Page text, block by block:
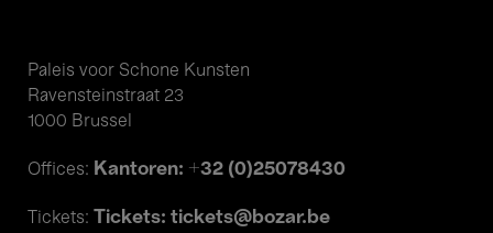
Paleis voor Schone Kunsten
Ravensteinstraat 23
1000 Brussel
Offices: Kantoren: +32 (0)25078430
Tickets: Tickets: tickets@bozar.be